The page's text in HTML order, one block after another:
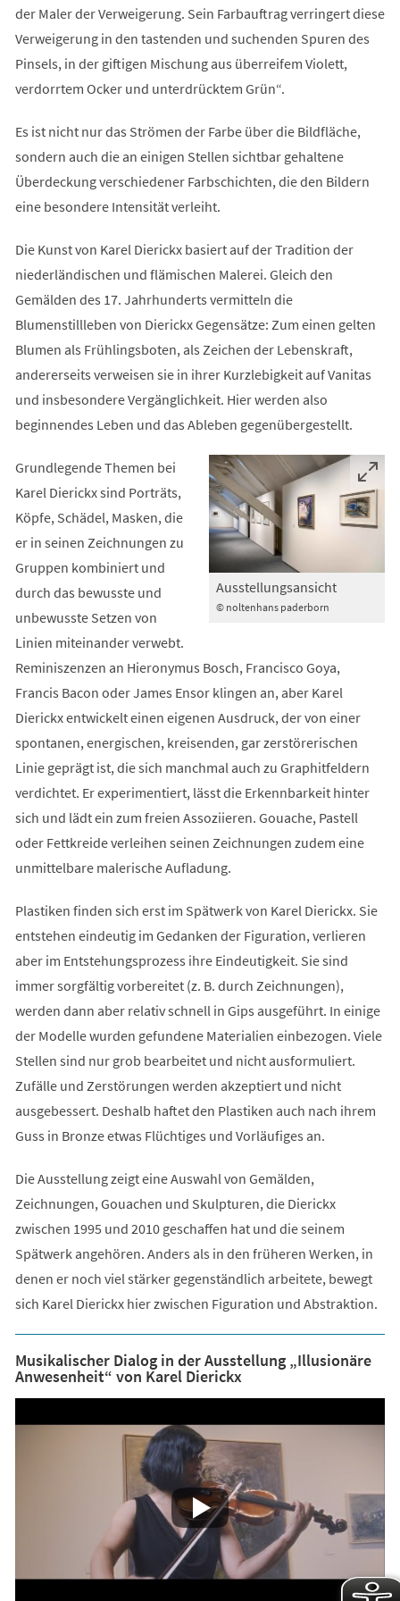
der Maler der Verweigerung. Sein Farbauftrag verringert diese
Verweigerung in den tastenden und suchenden Spuren des
Pinsels, in der giftigen Mischung aus überreifem Violett,
verdorrtem Ocker und unterdrücktem Grün“.
Es ist nicht nur das Strömen der Farbe über die Bildfläche,
sondern auch die an einigen Stellen sichtbar gehaltene
Überdeckung verschiedener Farbschichten, die den Bildern
eine besondere Intensität verleiht.
Die Kunst von Karel Dierickx basiert auf der Tradition der
niederländischen und flämischen Malerei. Gleich den
Gemälden des 17. Jahrhunderts vermitteln die
Blumenstillleben von Dierickx Gegensätze: Zum einen gelten
Blumen als Frühlingsboten, als Zeichen der Lebenskraft,
andererseits verweisen sie in ihrer Kurzlebigkeit auf Vanitas
und insbesondere Vergänglichkeit. Hier werden also
beginnendes Leben und das Ableben gegenübergestellt.
© noltenhans paderborn
Ausstellungsansicht
Grundlegende Themen bei
Karel Dierickx sind Porträts,
Köpfe, Schädel, Masken, die
er in seinen Zeichnungen zu
Gruppen kombiniert und
durch das bewusste und
unbewusste Setzen von
Linien miteinander verwebt.
Reminiszenzen an Hieronymus Bosch, Francisco Goya,
Francis Bacon oder James Ensor klingen an, aber Karel
Dierickx entwickelt einen eigenen Ausdruck, der von einer
spontanen, energischen, kreisenden, gar zerstörerischen
Linie geprägt ist, die sich manchmal auch zu Graphitfeldern
verdichtet. Er experimentiert, lässt die Erkennbarkeit hinter
sich und lädt ein zum freien Assoziieren. Gouache, Pastell
oder Fettkreide verleihen seinen Zeichnungen zudem eine
unmittelbare malerische Aufladung.
Plastiken finden sich erst im Spätwerk von Karel Dierickx. Sie
entstehen eindeutig im Gedanken der Figuration, verlieren
aber im Entstehungsprozess ihre Eindeutigkeit. Sie sind
immer sorgfältig vorbereitet (z. B. durch Zeichnungen),
werden dann aber relativ schnell in Gips ausgeführt. In einige
der Modelle wurden gefundene Materialien einbezogen. Viele
Stellen sind nur grob bearbeitet und nicht ausformuliert.
Zufälle und Zerstörungen werden akzeptiert und nicht
ausgebessert. Deshalb haftet den Plastiken auch nach ihrem
Guss in Bronze etwas Flüchtiges und Vorläufiges an.
Die Ausstellung zeigt eine Auswahl von Gemälden,
Zeichnungen, Gouachen und Skulpturen, die Dierickx
zwischen 1995 und 2010 geschaffen hat und die seinem
Spätwerk angehören. Anders als in den früheren Werken, in
denen er noch viel stärker gegenständlich arbeitete, bewegt
sich Karel Dierickx hier zwischen Figuration und Abstraktion.
Musikalischer Dialog in der Ausstellung „Illusionäre
Anwesenheit“ von Karel Dierickx